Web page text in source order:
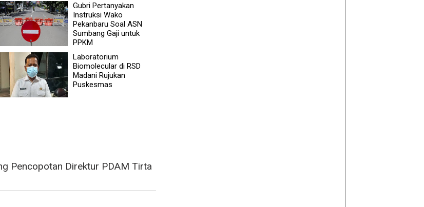
Gubri Pertanyakan
Instruksi Wako
Pekanbaru Soal ASN
Sumbang Gaji untuk
PPKM
Laboratorium
Biomolecular di RSD
Madani Rujukan
Puskesmas
Pencopotan Direktur PDAM Tirta